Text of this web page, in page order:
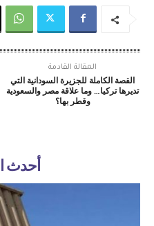
المقالة القادمة
القصة الكاملة للجزيرة السودانية التي
تديرها تركيا… وما علاقة مصر والسعودية
وقطر بها؟
أحدث